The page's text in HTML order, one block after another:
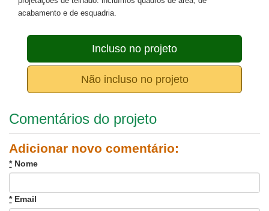
acabamento e de esquadria.
Incluso no projeto
Não incluso no projeto
Comentários do projeto
Adicionar novo comentário:
*Nome
*Email